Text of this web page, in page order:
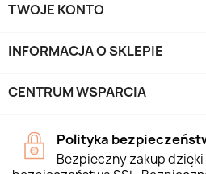
TWOJE KONTO
INFORMACJA O SKLEPIE
CENTRUM WSPARCIA
Polityka
Bezpieczny zakup